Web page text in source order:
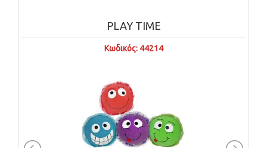
PLAY TIME
Κωδικός: 44214